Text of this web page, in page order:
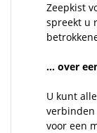
Zeepkist
spreekt u
… over
U kunt
verbinden
voor een